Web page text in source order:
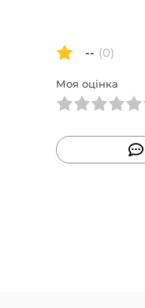
-- (0)
Моя оцінка